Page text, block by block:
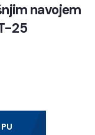
navojem
25